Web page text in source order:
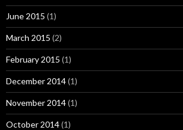
June 2015 (1)
March 2015 (2)
February 2015 (1)
December 2014(1)
November 2014(1)
October 2014(1)